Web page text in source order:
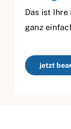
Das ist Ihre
ganz
jetzt